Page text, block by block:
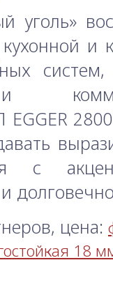
уголь»
и
с
цена:
18